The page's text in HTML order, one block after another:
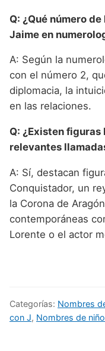
Q: ¿Qué número
Jaime en
A: Según la
con el número 2,
diplomacia, la
en las relaciones.
Q: ¿Existen
relevantes
A: Sí, destacan
Conquistador, un
la Corona de
contemporáneas
Lorente o el actor
Categorías: Nombres
con J, Nombres de